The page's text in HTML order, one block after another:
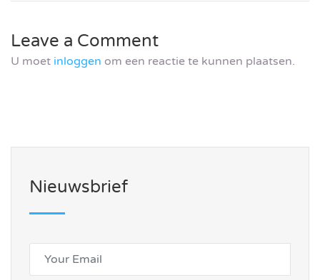
Leave a Comment
U moet inloggen om een reactie te kunnen plaatsen.
Nieuwsbrief